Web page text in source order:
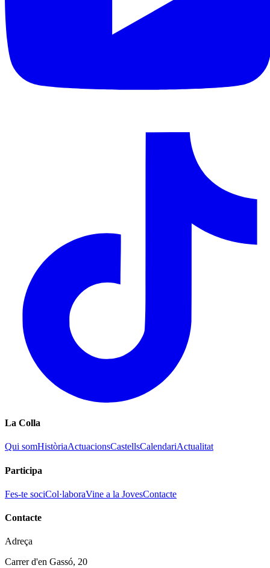
La Colla
Qui somHistòriaActuacionsCastellsCalendariActualitat
Participa
Fes-te sociCol·laboraVine a la JovesContacte
Contacte
Adreça
Carrer d'en Gassó, 20